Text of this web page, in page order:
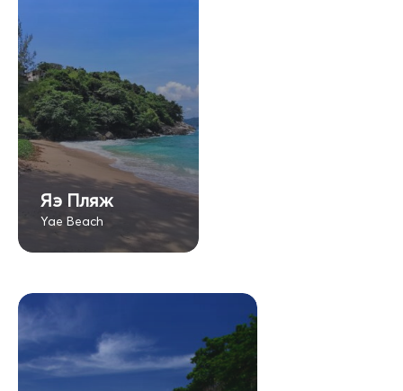
Яэ Пляж
Yae Beach